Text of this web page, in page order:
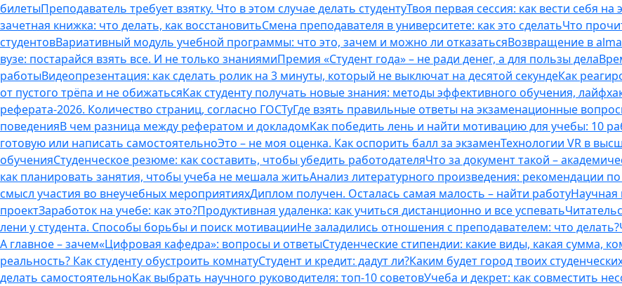
билетыПреподаватель требует взятку. Что в этом случае делать студентуТвоя первая сессия: как вести себя на
зачетная книжка: что делать, как восстановитьСмена преподавателя в университете: как это сделатьЧто
студентовВариативный модуль учебной программы: что это, зачем и можно ли отказатьсяВозвращение в
вузе: постарайся взять все. И не только знаниямиПремия «Студент года» – не ради денег, а для пользы дела
работыВидеопрезентация: как сделать ролик на 3 минуты, который не выключат на десятой секундеКак
от пустого трёпа и не обижатьсяКак студенту получать новые знания: методы эффективного обучения,
реферата-2026. Количество страниц, согласно ГОСТуГде взять правильные ответы на экзаменационные
поведенияВ чем разница между рефератом и докладомКак победить лень и найти мотивацию для учебы: 10
готовую или написать самостоятельноЭто – не моя оценка. Как оспорить балл за экзаменТехнологии VR в
обученияСтуденческое резюме: как составить, чтобы убедить работодателяЧто за документ такой –
как планировать занятия, чтобы учеба не мешала житьАнализ литературного произведения: рекомендации
смысл участия во внеучебных мероприятияхДиплом получен. Осталась самая малость – найти работуНаучная
проектЗаработок на учебе: как это?Продуктивная удаленка: как учиться дистанционно и все успевать
лени у студента. Способы борьбы и поиск мотивацииНе заладились отношения с преподавателем: что делать?
А главное – зачем«Цифровая кафедра»: вопросы и ответыСтуденческие стипендии: какие виды, какая сумма,
реальность? Как студенту обустроить комнатуСтудент и кредит: дадут ли?Каким будет город твоих
делать самостоятельноКак выбрать научного руководителя: топ-10 советовУчеба и декрет: как совместить